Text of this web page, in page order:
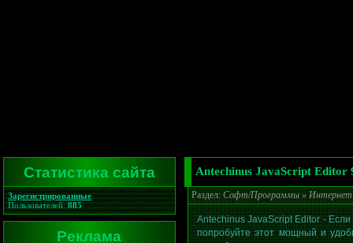
Статистика сайта
Зарегистрированные
Пользователей:885
Реклама
Antechinus JavaScript Editor
Раздел:Софт/Программы»Интернет
Antechinus JavaScript Editor -
попробуйте этот мощный и